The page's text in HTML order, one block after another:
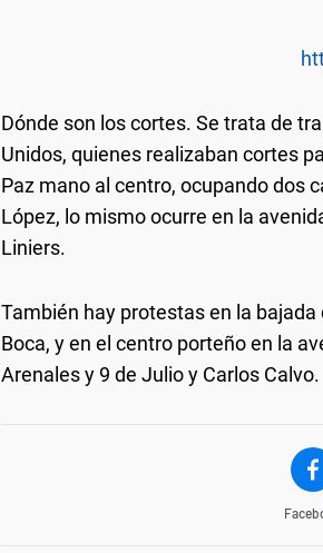
Dónde son los cortes. Se trata de
Unidos, quienes realizaban cortes
Paz mano al centro, ocupando dos
López, lo mismo ocurre en la
Liniers.
También hay protestas en la
Boca, y en el centro porteño en la
Arenales y 9 de Julio y Carlos Calvo.